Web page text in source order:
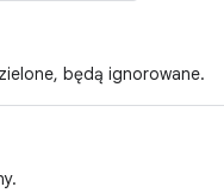
będą ignorowane.